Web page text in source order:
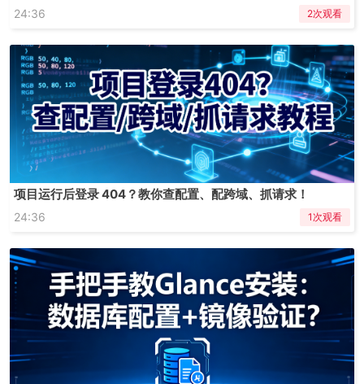
24:36 2次观看
项目运行后登录 404？教你查配置、配跨域、抓请求！
24:36 1次观看